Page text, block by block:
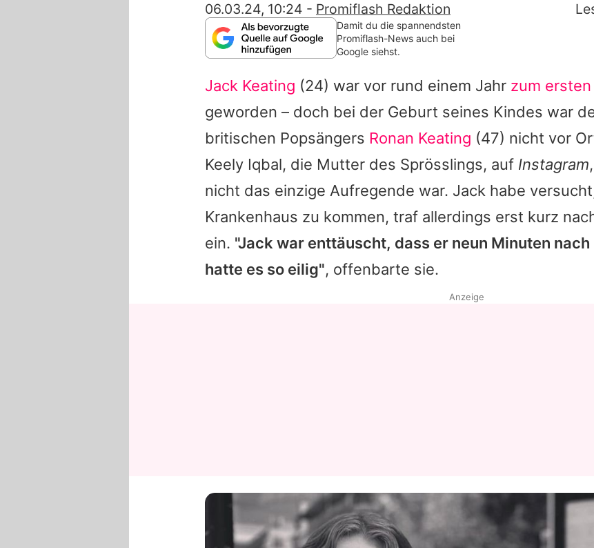
06.03.24, 10:24 - Promiflash Redaktion
Damit du die spannendsten
Promiflash-News auch bei
Google siehst.
Jack Keating (24) war vor rund einem Jahr zum
geworden – doch bei der Geburt seines Kindes war
britischen Popsängers Ronan Keating (47) nicht vor
Keely Iqbal, die Mutter des Sprösslings, auf Instagram
nicht das einzige Aufregende war. Jack habe
Krankenhaus zu kommen, traf allerdings erst kurz
ein. "Jack war enttäuscht, dass er neun Minuten
hatte es so eilig", offenbarte sie.
Anzeige